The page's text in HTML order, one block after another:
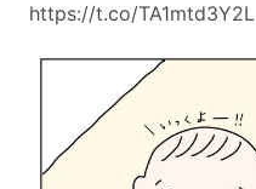
https://t.co/TA1mtd3Y2L